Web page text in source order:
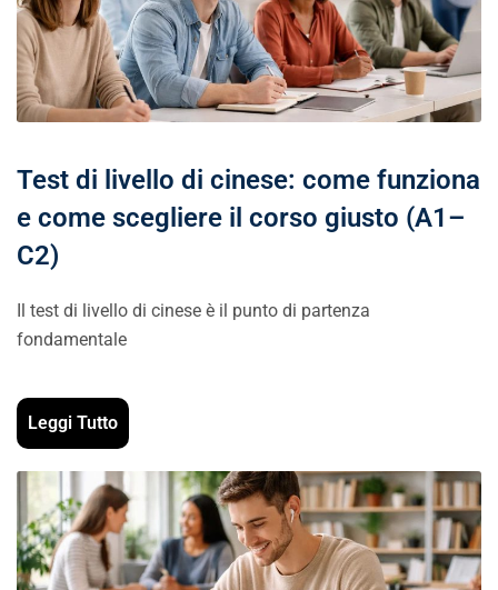
Test di livello di cinese: come funziona
e come scegliere il corso giusto (A1–
C2)
Il test di livello di cinese è il punto di partenza
fondamentale
Leggi Tutto